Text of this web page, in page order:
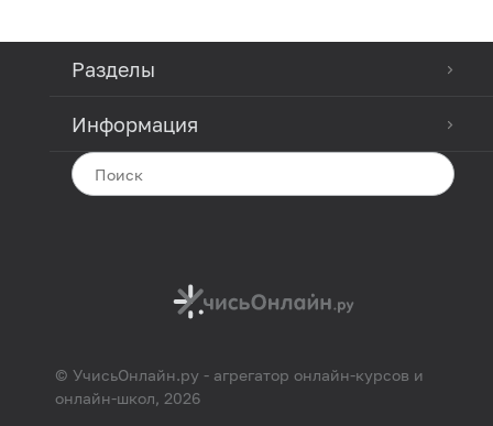
Разделы
Информация
© УчисьОнлайн.ру - агрегатор онлайн-курсов и
онлайн-школ, 2026